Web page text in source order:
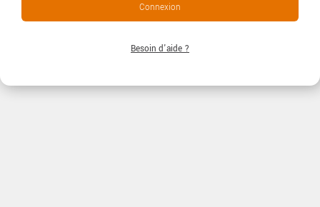
Connexion
Besoin d'aide ?